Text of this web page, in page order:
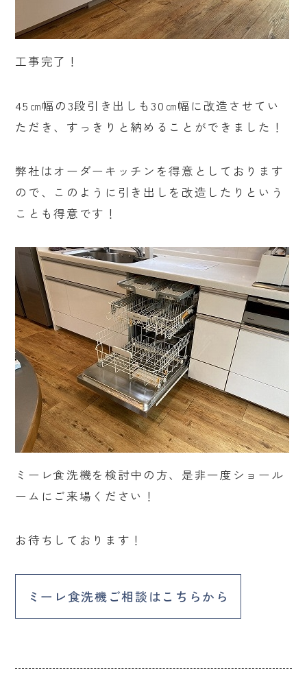
工事完了！
45㎝幅の3段引き出しも30㎝幅に改造させてい
ただき、すっきりと納めることができました！
弊社はオーダーキッチンを得意としております
ので、このように引き出しを改造したりという
ことも得意です！
ミーレ食洗機を検討中の方、是非一度ショール
ームにご来場ください！
お待ちしております！
ミーレ食洗機ご相談はこちらから